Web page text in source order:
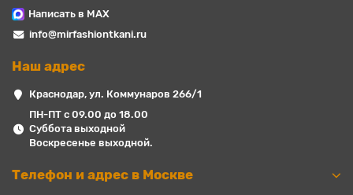
Написать в MAX
info@mirfashiontkani.ru
Наш адрес
Краснодар, ул. Коммунаров 266/1
ПН-ПТ с 09.00 до 18.00
Суббота выходной
Воскресенье выходной.
Телефон и адрес в Москве